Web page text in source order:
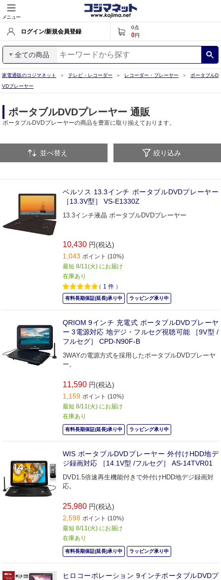
メニュー
ログイン/新規会員登録
0点
0円
全ての商品
家電通販のコジマネット テレビ・レコーダー レコーダー・プレーヤー
ポータブルD
VDプレーヤー
ポータブルDVDプレーヤー 通販
ポータブルDVDプレーヤーの商品を豊富に取り揃えております。
並べ替え 絞り込み
ベルソス 13.3インチ ポータブルDVDプレーヤー
［13.3V型］ VS-E1330Z
13.3インチ液晶 ポータブルDVDプレーヤー
10,430 円(税込)
1,043 ポイント (10%)
最短 8/11(火) にお届け
在庫あり
（ 1 件 ）
有料長期保証(延長)承り中 ラッピング承り中
QRIOM 9インチ 充電式 ポータブルDVDプレーヤ
ー 3電源対応 地デジ・フルセグ視聴可能 ［9V型 /
フルセグ］ CPD-N90F-B
3WAYの電源方式を採用したポータブルDVDプレーヤ
ー。
11,590 円(税込)
1,159 ポイント (10%)
最短 8/11(火) にお届け
在庫あり
有料長期保証(延長)承り中 ラッピング承り中
WIS ポータブルDVDプレーヤー 外付けHDD地デ
ジ録画対応 ［14.1V型 /フルセグ］ AS-14TVR01
DVD1.5倍速再生機能付きで外付けHDD地デジ録画対
応。
25,980 円(税込)
2,598 ポイント (10%)
最短 8/11(火) にお届け
在庫あり
有料長期保証(延長)承り中 ラッピング承り中
ヒロコーポレーション 9インチポータブルDVDプ